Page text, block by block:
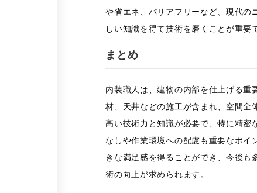
や省エネ、バリアフリーなど、現代の
しい知識を得て技術を磨くことが重要
まとめ
内装職人は、建物の内部を仕上げる
材、天井などの施工が含まれ、空間全
高い技術力と知識が必要で、特に精密
なしや作業環境への配慮も重要なポイ
きな満足感を得ることができ、今後
術の向上が求められます。